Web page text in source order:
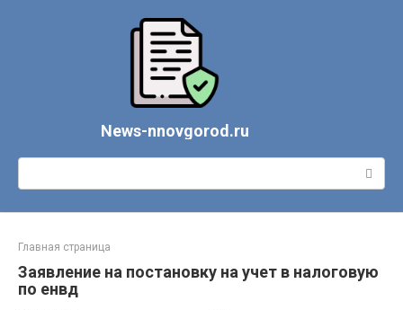
News-nnovgorod.ru
Поиск:
Главная страница
Заявление на постановку на учет в налоговую
по енвд